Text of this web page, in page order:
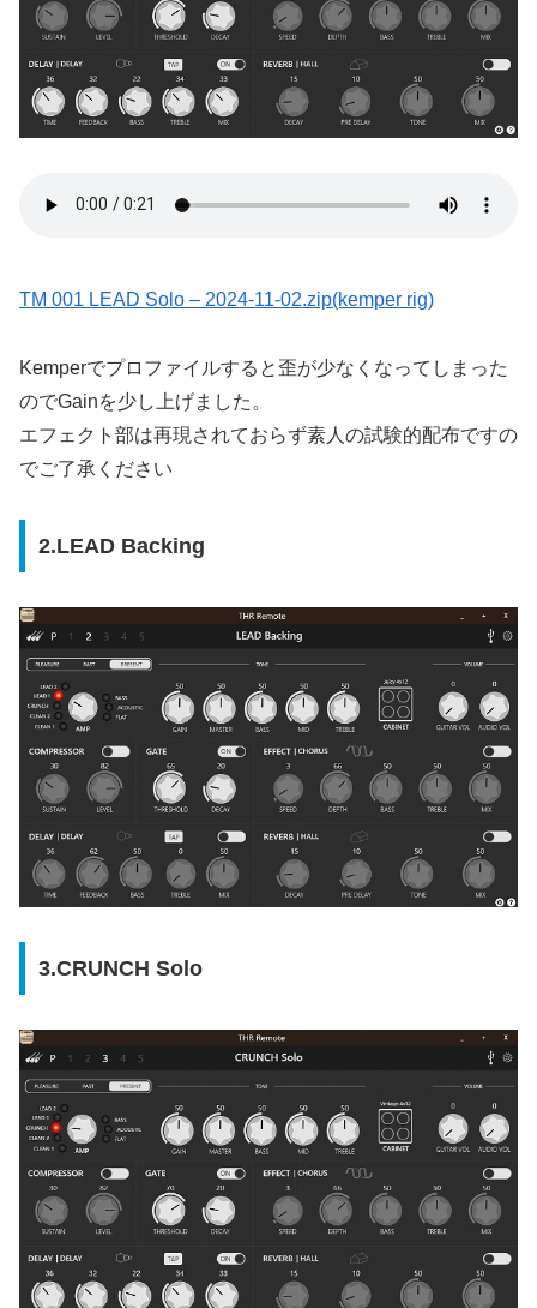
TM 001 LEAD Solo – 2024-11-02.zip(kemper rig)
Kemperでプロファイルすると歪が少なくなってしまった
のでGainを少し上げました。
エフェクト部は再現されておらず素人の試験的配布ですの
でご了承ください
2.LEAD Backing
3.CRUNCH Solo